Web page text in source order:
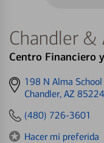
Chandler &
Centro Financiero
Get
directions
198 N Alma School
Chandler, AZ 85224
(480) 726-3601
Hacer mi preferida